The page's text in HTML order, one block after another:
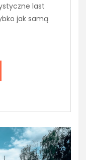
last
jak samą